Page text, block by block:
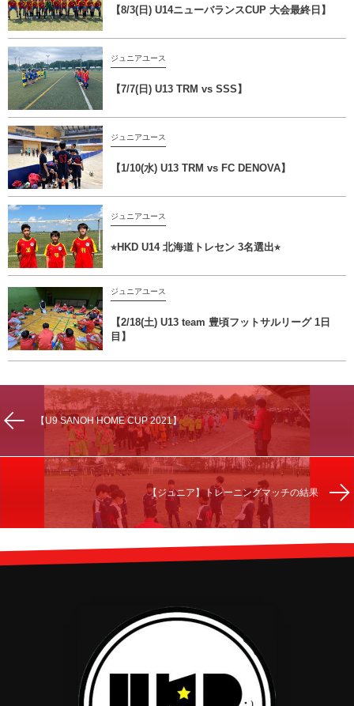
【8/3(日) U14ニューバランスCUP 大会最終日】
ジュニアユース
【7/7(日) U13 TRM vs SSS】
ジュニアユース
【1/10(水) U13 TRM vs FC DENOVA】
ジュニアユース
⭐︎HKD U14 北海道トレセン 3名選出⭐︎
ジュニアユース
【2/18(土) U13 team 豊頃フットサルリーグ 1日
目】
【U9 SANOH HOME CUP 2021】
【ジュニア】トレーニングマッチの結果